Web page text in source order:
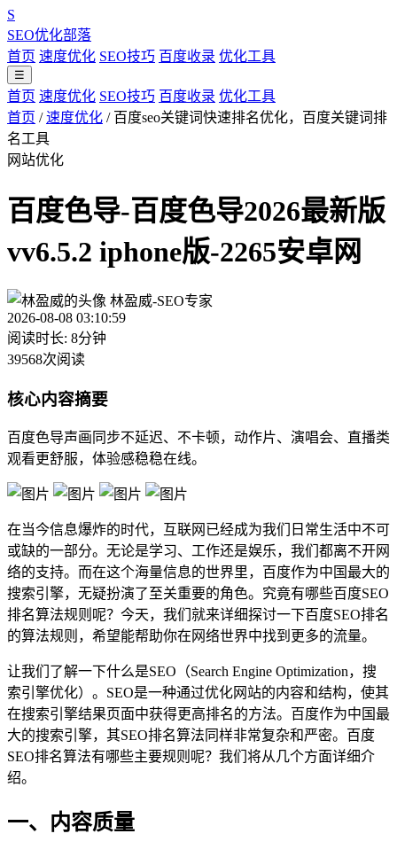
S
SEO优化部落
首页 速度优化 SEO技巧 百度收录 优化工具
☰
首页 速度优化 SEO技巧 百度收录 优化工具
首页 / 速度优化 / 百度seo关键词快速排名优化，百度关键词排
名工具
网站优化
百度色导-百度色导2026最新版
vv6.5.2 iphone版-2265安卓网
林盈威-SEO专家
2026-08-08 03:10:59
阅读时长: 8分钟
39568次阅读
核心内容摘要
百度色导声画同步不延迟、不卡顿，动作片、演唱会、直播类
观看更舒服，体验感稳稳在线。
在当今信息爆炸的时代，互联网已经成为我们日常生活中不可
或缺的一部分。无论是学习、工作还是娱乐，我们都离不开网
络的支持。而在这个海量信息的世界里，百度作为中国最大的
搜索引擎，无疑扮演了至关重要的角色。究竟有哪些百度SEO
排名算法规则呢？今天，我们就来详细探讨一下百度SEO排名
的算法规则，希望能帮助你在网络世界中找到更多的流量。
让我们了解一下什么是SEO（Search Engine Optimization，搜
索引擎优化）。SEO是一种通过优化网站的内容和结构，使其
在搜索引擎结果页面中获得更高排名的方法。百度作为中国最
大的搜索引擎，其SEO排名算法同样非常复杂和严密。百度
SEO排名算法有哪些主要规则呢？我们将从几个方面详细介
绍。
一、内容质量